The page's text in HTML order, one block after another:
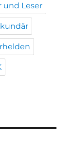
und Leser